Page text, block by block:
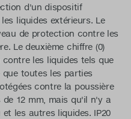
d'un dispositif
liquides extérieurs. Le
de protection contre les
Le deuxième chiffre (0)
les liquides tels que
que toutes les parties
contre la poussière
12 mm, mais qu'il n'y a
les autres liquides. IP20